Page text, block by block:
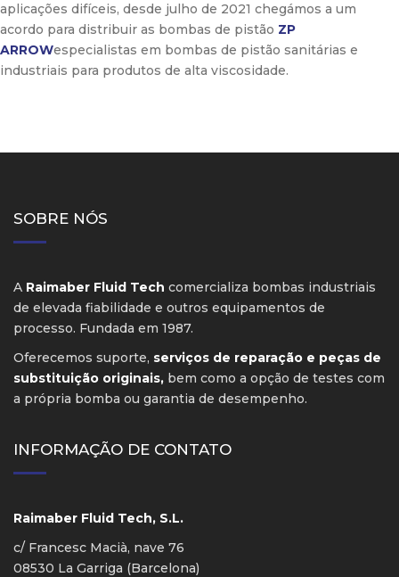
aplicações difíceis, desde julho de 2021 chegámos a um
acordo para distribuir as bombas de pistão ZP
ARROWespecialistas em bombas de pistão sanitárias e
industriais para produtos de alta viscosidade.
SOBRE NÓS
A Raimaber Fluid Tech comercializa bombas industriais
de elevada fiabilidade e outros equipamentos de
processo. Fundada em 1987.
Oferecemos suporte, serviços de reparação e peças de
substituição originais, bem como a opção de testes com
a própria bomba ou garantia de desempenho.
INFORMAÇÃO DE CONTATO
Raimaber Fluid Tech, S.L.
c/ Francesc Macià, nave 76
08530 La Garriga (Barcelona)